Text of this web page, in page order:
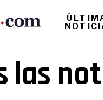
las